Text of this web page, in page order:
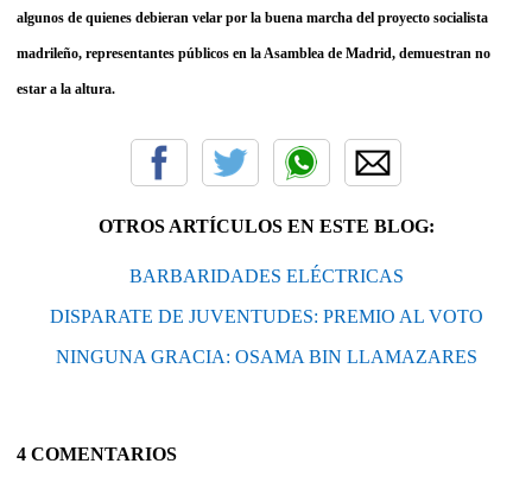
algunos de quienes debieran velar por la buena marcha del proyecto socialista
madrileño, representantes públicos en la Asamblea de Madrid, demuestran no
estar a la altura.
OTROS ARTÍCULOS EN ESTE BLOG:
BARBARIDADES ELÉCTRICAS
DISPARATE DE JUVENTUDES: PREMIO AL VOTO
NINGUNA GRACIA: OSAMA BIN LLAMAZARES
4 COMENTARIOS